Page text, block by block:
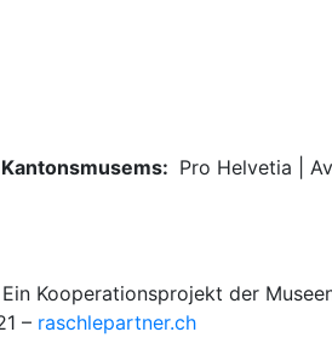
Pro Helvetia |
Kooperationsprojekt der
– raschlepartner.ch